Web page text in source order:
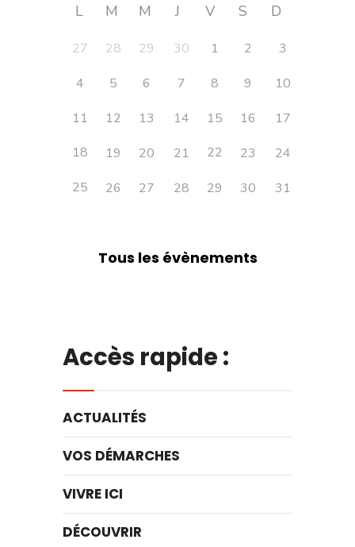
L M M J V S D
27 28 29 30 1 2
3
4
5 6 7 8 9
10
11
12 13 14 15 16
17
18
19 20 21 22 23
24
25
26 27 28 29 30 31
Tous les évènements
Accès rapide :
ACTUALITÉS
VOS DÉMARCHES
VIVRE ICI
DÉCOUVRIR